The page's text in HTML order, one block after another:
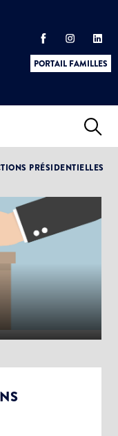
PORTAIL FAMILLES
& PRÉSIDENTIELLES